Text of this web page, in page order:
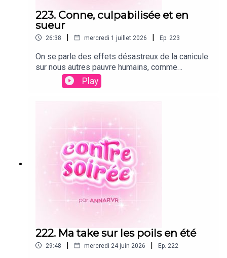
223. Conne, culpabilisée et en
sueur
26:38 | mercredi 1 juillet 2026 | Ep. 223
On se parle des effets désastreux de la canicule
sur nous autres pauvre humains, comme
l’affaiblissement des capacités mentales ou
l’eco-anxiété (et LA FAIM !!!! pour moi).
Play
222. Ma take sur les poils en été
29:48 | mercredi 24 juin 2026 | Ep. 222